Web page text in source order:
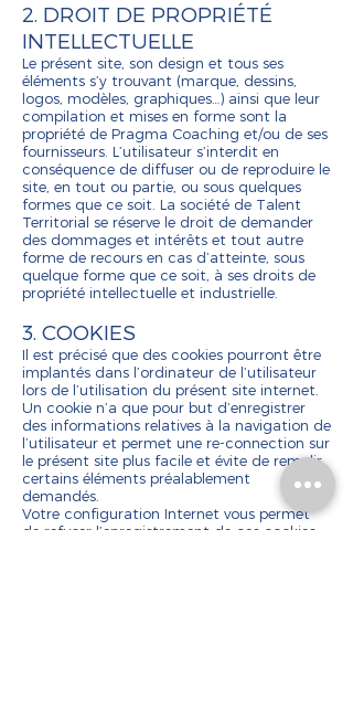
2. DROIT DE PROPRIÉTÉ
INTELLECTUELLE
Le présent site, son design et tous ses
éléments s’y trouvant (marque, dessins,
logos, modèles, graphiques…) ainsi que leur
compilation et mises en forme sont la
propriété de Pragma Coaching et/ou de ses
fournisseurs. L’utilisateur s’interdit en
conséquence de diffuser ou de reproduire le
site, en tout ou partie, ou sous quelques
formes que ce soit. La société de Talent
Territorial se réserve le droit de demander
des dommages et intérêts et tout autre
forme de recours en cas d’atteinte, sous
quelque forme que ce soit, à ses droits de
propriété intellectuelle et industrielle.
3. COOKIES
Il est précisé que des cookies pourront être
implantés dans l’ordinateur de l’utilisateur
lors de l’utilisation du présent site internet.
Un cookie n’a que pour but d’enregistrer
des informations relatives à la navigation de
l’utilisateur et permet une re-connection sur
le présent site plus facile et évite de remplir
certains éléments préalablement
demandés.
Votre configuration Internet vous permet
de refuser l’enregistrement de ces cookies,